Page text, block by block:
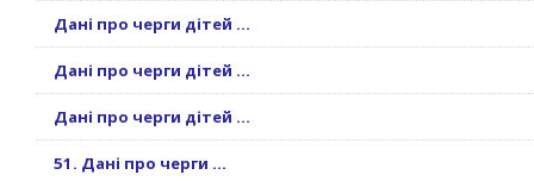
Дані про черги дітей ...
Дані про черги дітей ...
Дані про черги дітей ...
51. Дані про черги ...